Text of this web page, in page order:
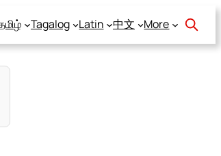
Tagalog Latin 中文 More